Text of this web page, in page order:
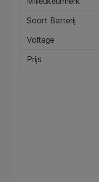
Soort Batterij
Voltage
Prijs